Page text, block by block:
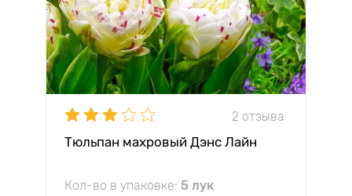
2 отзыва
Тюльпан махровый Дэнс Лайн
Кол-во в упаковке: 5 лук